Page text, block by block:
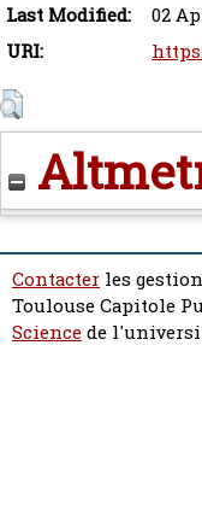
Last Modified:
02
URI:
Contacter les
Toulouse Capitole
Sciencede